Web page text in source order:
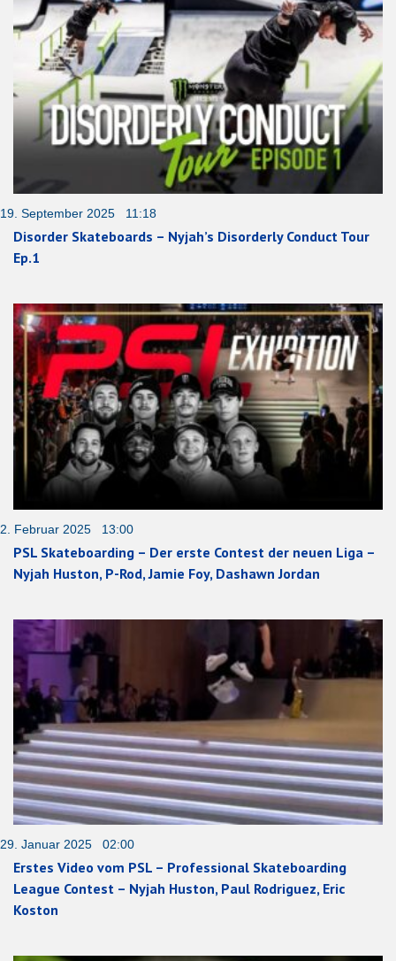
19. September 2025 11:18
Disorder Skateboards – Nyjah’s Disorderly Conduct Tour
Ep.1
2. Februar 2025 13:00
PSL Skateboarding – Der erste Contest der neuen Liga –
Nyjah Huston, P-Rod, Jamie Foy, Dashawn Jordan
29. Januar 2025 02:00
Erstes Video vom PSL – Professional Skateboarding
League Contest – Nyjah Huston, Paul Rodriguez, Eric
Koston